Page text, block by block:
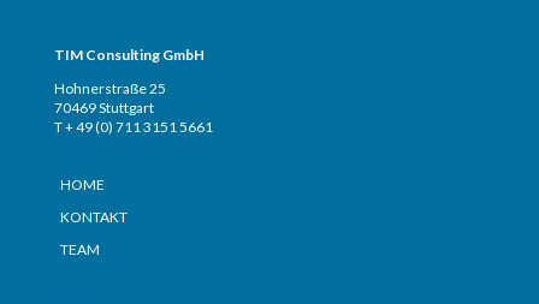
TIM Consulting GmbH
Hohnerstraße 25
70469 Stuttgart
T + 49 (0) 711 3151 5661
HOME
KONTAKT
TEAM